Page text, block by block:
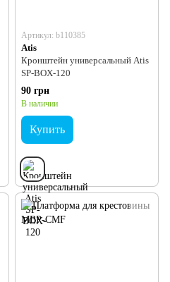
Артикул: b110385
Atis
Кронштейн универсальный Atis
SP-BOX-120
90 грн
В наличии
Купить